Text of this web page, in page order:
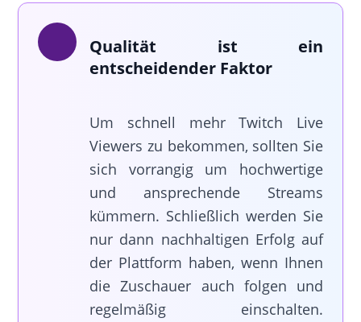
Qualität ist ein
entscheidender Faktor
Um schnell mehr Twitch Live
Viewers zu bekommen, sollten Sie
sich vorrangig um hochwertige
und ansprechende Streams
kümmern. Schließlich werden Sie
nur dann nachhaltigen Erfolg auf
der Plattform haben, wenn Ihnen
die Zuschauer auch folgen und
regelmäßig einschalten.